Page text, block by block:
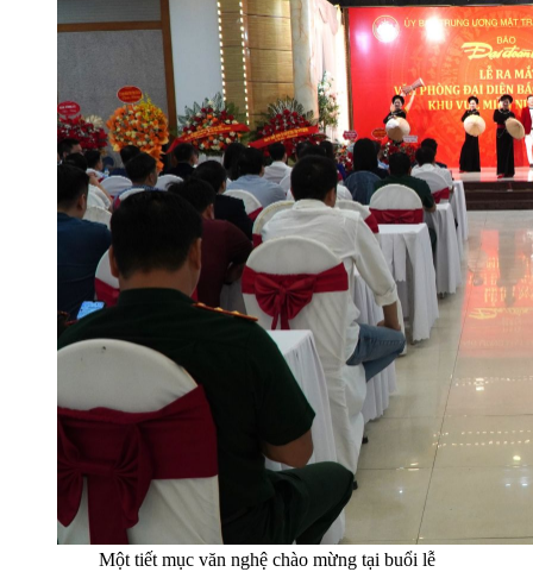
Một tiết mục văn nghệ chào mừng tại buổi lễ